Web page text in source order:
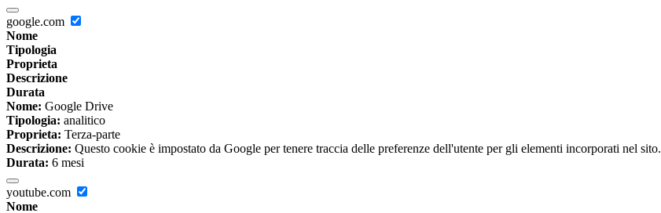
google.com
Nome
Tipologia
Proprieta
Descrizione
Durata
Nome: Google Drive
Tipologia: analitico
Proprieta: Terza-parte
Descrizione: Questo cookie è impostato da Google per tenere traccia delle preferenze dell'utente per gli elementi incorporati nel sito.
Durata: 6 mesi
youtube.com
Nome